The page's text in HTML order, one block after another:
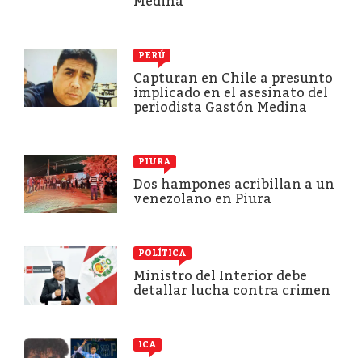
PERÚ
Capturan en Chile a presunto
implicado en el asesinato del
periodista Gastón Medina
PIURA
Dos hampones acribillan a un
venezolano en Piura
POLÍTICA
Ministro del Interior debe
detallar lucha contra crimen
ICA